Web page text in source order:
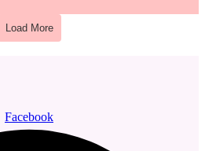
Load More
Facebook